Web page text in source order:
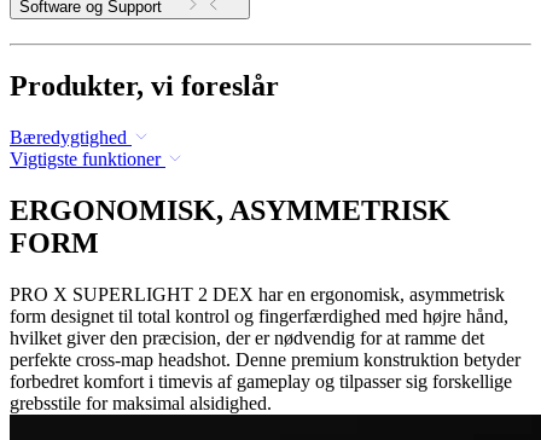
Software og Support
Produkter, vi foreslår
Bæredygtighed
Vigtigste funktioner
ERGONOMISK, ASYMMETRISK
FORM
PRO X SUPERLIGHT 2 DEX har en ergonomisk, asymmetrisk
form designet til total kontrol og fingerfærdighed med højre hånd,
hvilket giver den præcision, der er nødvendig for at ramme det
perfekte cross-map headshot. Denne premium konstruktion betyder
forbedret komfort i timevis af gameplay og tilpasser sig forskellige
grebsstile for maksimal alsidighed.